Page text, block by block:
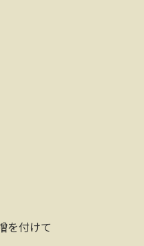
を付けて